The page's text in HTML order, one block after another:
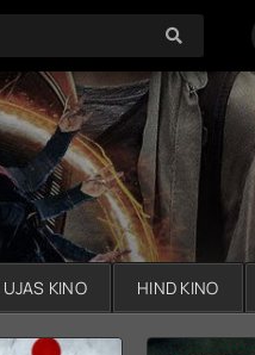
UJAS KINO HIND KINO